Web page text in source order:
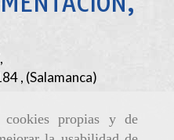
propias y de
, (Salamanca)